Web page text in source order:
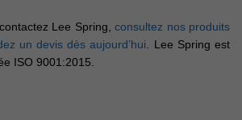
Lee Spring,consultez nos produits
un devis dès aujourd’hui . Lee Spring est
ISO 9001:2015.